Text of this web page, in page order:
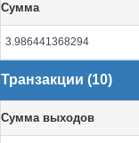
Сумма
3.986441368294
Транзакции (10)
Сумма выходов